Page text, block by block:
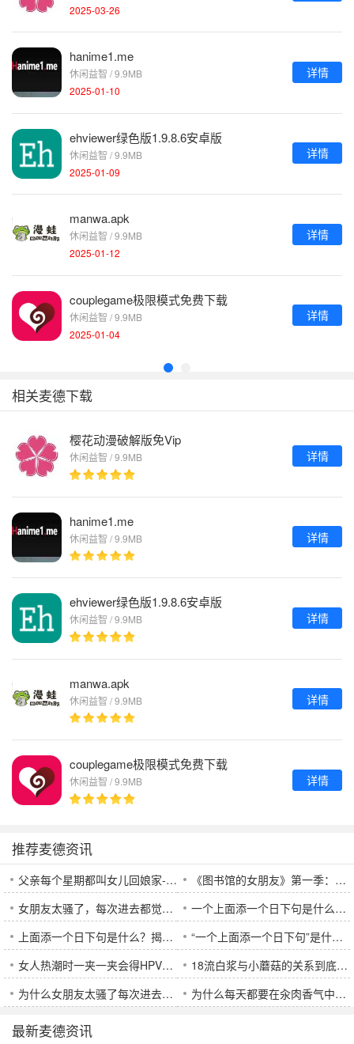
2025-03-26
hanime1.me
休闲益智 / 9.9MB
2025-01-10
详情
ehviewer绿色版1.9.8.6安卓版
休闲益智 / 9.9MB
2025-01-09
详情
manwa.apk
休闲益智 / 9.9MB
2025-01-12
详情
couplegame极限模式免费下载
休闲益智 / 9.9MB
2025-01-04
详情
相关麦德下载
樱花动漫破解版免Vip
休闲益智 / 9.9MB 详情
hanime1.me
休闲益智 / 9.9MB 详情
ehviewer绿色版1.9.8.6安卓版
休闲益智 / 9.9MB 详情
manwa.apk
休闲益智 / 9.9MB 详情
couplegame极限模式免费下载
休闲益智 / 9.9MB 详情
推荐麦德资讯
父亲每个星期都叫女儿回娘家-背后隐藏的父爱与家庭关系
《图书馆的女朋友》第一季：一场甜蜜与成长的青春故事，值得一看吗？
女朋友太骚了，每次进去都觉得很吸引，如何应对她的魅力？
一个上面添一个日下句是什么意思？这句话的背后含义是什么？
上面添一个日下句是什么？揭开字谜背后的奥秘
“一个上面添一个日下句”是什么意思？深度解析这一表达方式
女人热潮时一夹一夹会得HPV吗？了解相关风险和预防措施
18流白浆与小蘑菇的关系到底是什么？了解真相！
为什么女朋友太骚了每次进去都觉得很？这样对待她才更好！
为什么每天都要在汆肉香气中醒来？鲈鱼酒柜为何成为美食新宠？
最新麦德资讯